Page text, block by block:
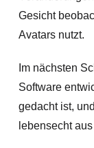
Gesicht
Avatars nutzt.
Im nächsten
Software
gedacht ist,
lebensecht